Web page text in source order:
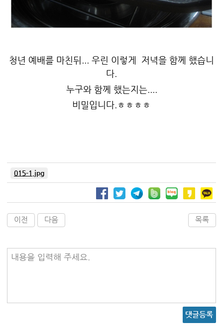
청년 예배를 마친뒤... 우린 이렇게 저녁을 함께 했습니
다.
누구와 함께 했는지는....
비밀입니다.ㅎㅎㅎㅎ
015-1.jpg
이전 다음 목록
내용을 입력해 주세요.
댓글등록